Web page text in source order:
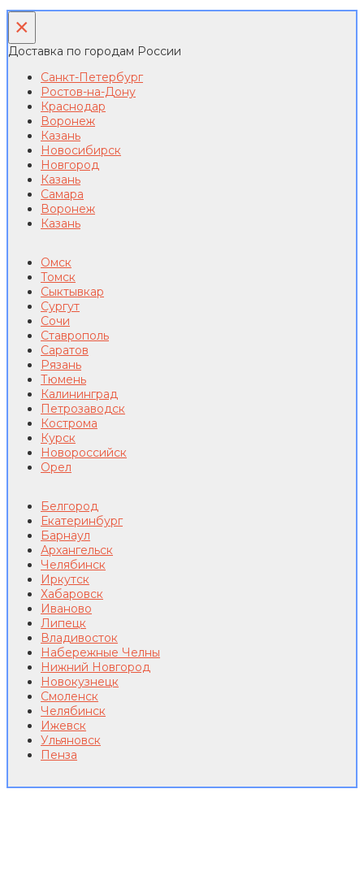
×
Доставка по городам России
Санкт-Петербург
Ростов-на-Дону
Краснодар
Воронеж
Казань
Новосибирск
Новгород
Казань
Самара
Воронеж
Казань
Омск
Томск
Сыктывкар
Сургут
Сочи
Ставрополь
Саратов
Рязань
Тюмень
Калининград
Петрозаводск
Кострома
Курск
Новороссийск
Орел
Белгород
Екатеринбург
Барнаул
Архангельск
Челябинск
Иркутск
Хабаровск
Иваново
Липецк
Владивосток
Набережные Челны
Нижний Новгород
Новокузнецк
Смоленск
Челябинск
Ижевск
Ульяновск
Пенза